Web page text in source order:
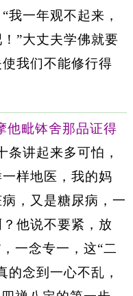
我一年观不起来，
”大丈夫学佛就要
我们不能修行得
他毗钵舍那品证得
条讲起来多可怕，
样地医，我的妈
，又是糖尿病，一
他说不要紧，放
一念专一，这“二
的念到一心不乱，